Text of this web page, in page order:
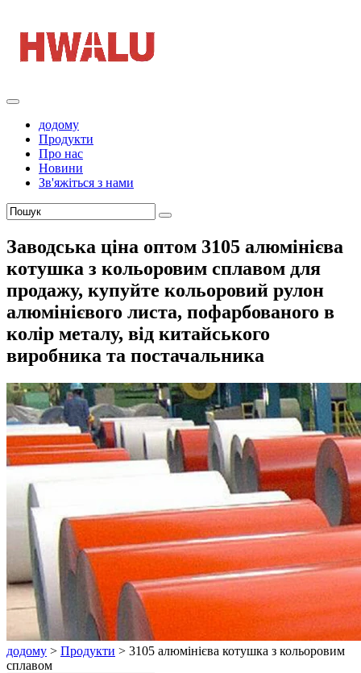
додому
Продукти
Про нас
Новини
Зв'яжіться з нами
Заводська ціна оптом 3105 алюмінієва
котушка з кольоровим сплавом для
продажу, купуйте кольоровий рулон
алюмінієвого листа, пофарбованого в
колір металу, від китайського
виробника та постачальника
додому > Продукти > 3105 алюмінієва котушка з кольоровим
сплавом